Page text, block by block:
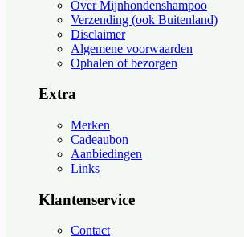
Over Mijnhondenshampoo
Verzending (ook Buitenland)
Disclaimer
Algemene voorwaarden
Ophalen of bezorgen
Extra
Merken
Cadeaubon
Aanbiedingen
Links
Klantenservice
Contact